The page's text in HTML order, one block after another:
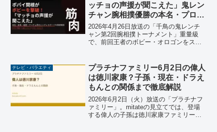
ッチョの声援が聞こえた」鬼レン
チャン腕相撲優勝の本名・プロフ
ィール・経歴まとめ
2026年4月26日放送の「千鳥の鬼レンチ
ャン第2回腕相撲トーナメント」重量級
で、前回王者のボビー・オロゴンをスト
たんで、マッチョの声援が聞こえた」と
いう名言も話題に。...
テレビ・バラエティ
プラチナファミリー6月2日の偉人
は徳川家康？子孫・現在・ドラえ
もんとの関係まで徹底解説
2026年6月2日（火）放送の「プラチナフ
ァミリー」。mitateの見立てでは、登場
する偉人の子孫は徳川家康ファミリーが